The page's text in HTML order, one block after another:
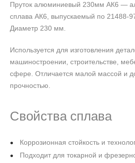
Пруток алюминиевый 230мм АК6 —
сплава АК6, выпускаемый по 21488-
Диаметр 230 мм.
Используется для изготовления
машиностроении, строительстве,
сфере. Отличается малой массой и
прочностью.
Свойства сплава
Коррозионная стойкость и
Подходит для токарной и